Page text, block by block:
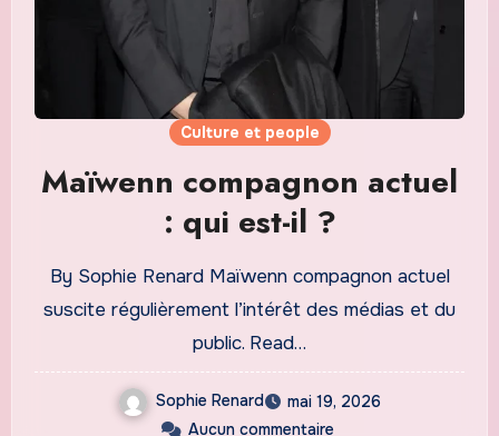
Culture et people
Maïwenn compagnon actuel
: qui est-il ?
By Sophie Renard Maïwenn compagnon actuel
suscite régulièrement l’intérêt des médias et du
public. Read…
Sophie Renard
mai 19, 2026
Aucun commentaire